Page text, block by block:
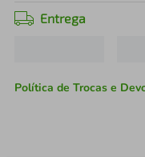
Entrega
Política de Trocas e